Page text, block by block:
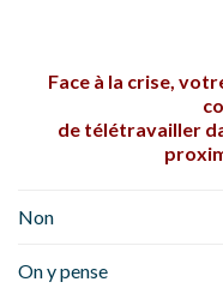
Face à la crise,
de télétravailler
Non
On y pense